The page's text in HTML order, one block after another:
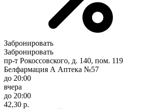
Забронировать
Забронировать
пр-т Рокоссовского, д. 140, пом. 119
Белфармация А Аптека №57
до 20:00
вчера
до 20:00
42,30 р.